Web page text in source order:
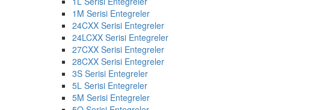
1M Serisi Entegreler
24CXX Serisi Entegreler
24LCXX Serisi Entegreler
27CXX Serisi Entegreler
28CXX Serisi Entegreler
3S Serisi Entegreler
5L Serisi Entegreler
5M Serisi Entegreler